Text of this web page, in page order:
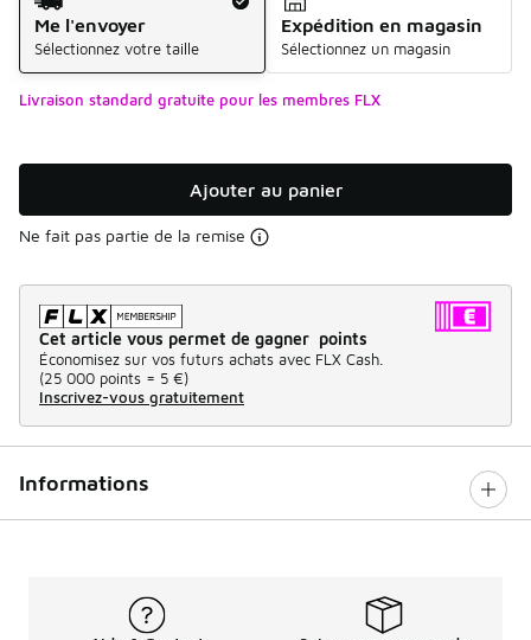
Me l'envoyer
Sélectionnez votre taille
Expédition en magasin
Sélectionnez un magasin
Livraison standard gratuite pour les membres FLX
Ajouter au panier
Ne fait pas partie de la remise
Cet article vous permet de gagner points
Économisez sur vos futurs achats avec FLX Cash.
(25 000 points = 5 €)
Inscrivez-vous gratuitement
Informations